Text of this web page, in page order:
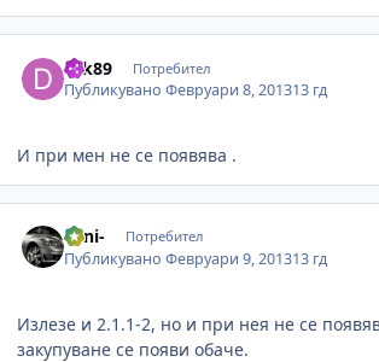
drk89 Потребител
ПубликуваноФевруари 8, 201313 гд
И при мен не се появява .
Toni- Потребител
ПубликуваноФевруари 9, 201313 гд
Излезе и 2.1.1-2, но и при нея не се
закупуване се появи обаче.